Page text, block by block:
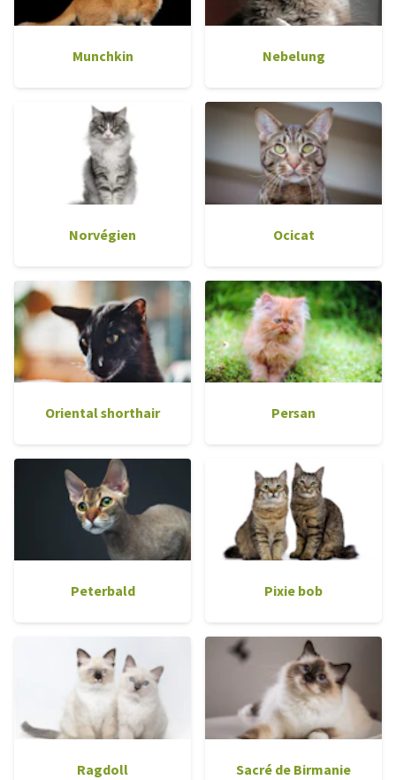
Munchkin Nebelung
Norvégien Ocicat
Oriental shorthair Persan
Peterbald Pixie bob
Ragdoll Sacré de Birmanie